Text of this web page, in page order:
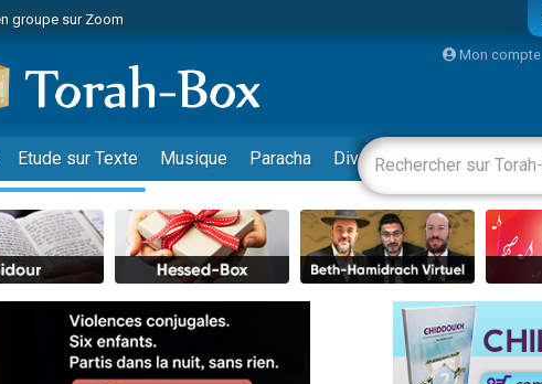
groupe sur Zoom
sur WhatsApp
sur WhatsApp
don pour Reloger Rivka, 6 enfants, victime de violences...
don pour 1 Journée de Vacances Pour les Enfants
une bénédiction
sur WhatsApp
groupe sur Zoom
sur WhatsApp
Mon compte
Etude sur Texte Musique Paracha Divertissements Livres